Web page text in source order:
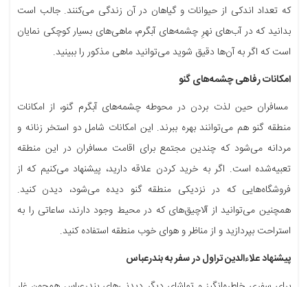
که تعداد اندکی از حیوانات و گیاهان در آن زندگی می‌کنند. جالب است
بدانید که در آب‌های نهرِ چشمه‌های آبگرم، ماهی‌های بسیار کوچکی نمایان
است که اگر به آن‌ها دقیق شوید می‌توانید ماهی مذکور را ببینید.
امکانات رفاهی چشمه‌های گنو
مسافران حین لذت بردن در محوطه چشمه‌های آبگرم گنو، از امکانات
منطقه گنو هم می‌توانند بهره ببرند. این امکانات شامل دو استخر زنانه و
مردانه می‌شود که چندین مجتمع برای اقامت مسافران در این منطقه
تعبیه‌شده است. اگر به خرید کردن علاقه دارید، پیشنهاد می‌کنیم که از
فروشگاه‌هایی که در نزدیکی منطقه گنو دیده می‌شود، دیدن کنید.
همچنین می‌توانید از آلاچیق‌های که در محیط وجود دارند، ساعاتی را به
استراحت بپردازید و از مناظر و هوای خوب منطقه استفاده کنید.
پیشنهاد علاءالدین تراول در سفر به بندرعباس